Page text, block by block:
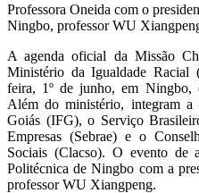
Professora Oneida com o
Ningbo, professor WU
A agenda oficial da Missão
Ministério da Igualdade Racial
feira, 1º de junho, em Ningbo,
Além do ministério, integram a
Goiás (IFG), o Serviço
Empresas (Sebrae) e o
Sociais (Clacso). O evento de
Politécnica de Ningbo com a
professor WU Xiangpeng.